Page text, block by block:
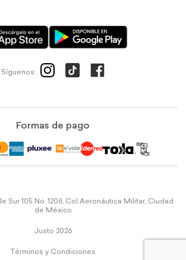
Síguenos:
Formas de pago
Sur 105 No. 1206, Col Aeronáutica Militar, Ciudad
de México
Justo 2026
Términos y Condiciones